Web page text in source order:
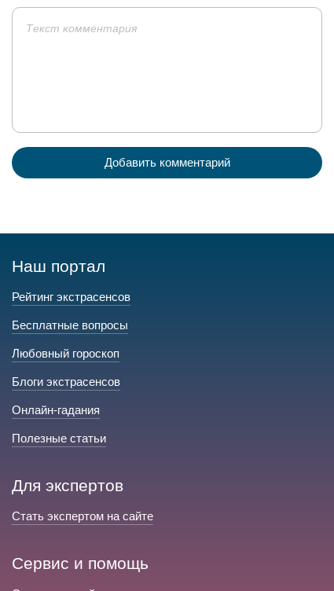
Добавить комментарий
Наш портал
Рейтинг экстрасенсов
Бесплатные вопросы
Любовный гороскоп
Блоги экстрасенсов
Онлайн-гадания
Полезные статьи
Для экспертов
Стать экспертом на сайте
Сервис и помощь